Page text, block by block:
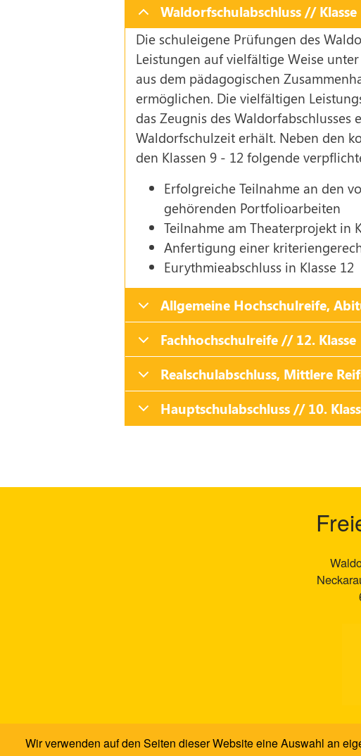
Waldorfschulabschluss // Klasse
Die schuleigene Prüfungen des
Leistungen auf vielfältige Weise
aus dem pädagogischen
ermöglichen. Die vielfältigen
das Zeugnis des
Waldorfschulzeit erhält. Neben den
den Klassen 9 - 12 folgende
Erfolgreiche Teilnahme an den
gehörenden Portfolioarbeiten
Teilnahme am Theaterprojekt in
Anfertigung einer
Eurythmieabschluss in Klasse 12
Allgemeine Hochschulreife,
Fachhochschulreife // 12. Klasse
Realschulabschluss, Mittlere
Hauptschulabschluss // 10.
Wir verwenden auf den Seiten dieser Website eine Auswahl an